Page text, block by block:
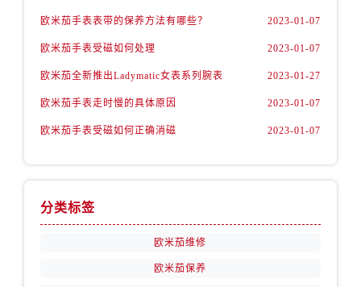
山西省大同市平城区迎宾街欧米茄售后服务中心（需提前预约）
欧米茄手表表带的保养方法有哪些？ 2023-01-07
欧米茄手表受磁如何处理 2023-01-07
欧米茄全新推出Ladymatic女表系列腕表 2023-01-27
欧米茄手表走时慢的具体原因 2023-01-07
欧米茄手表受磁如何正确消磁 2023-01-07
分类标签
欧米茄维修
欧米茄保养